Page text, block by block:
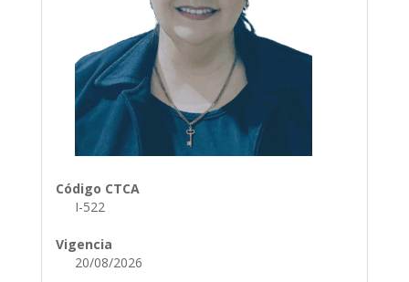
Código CTCA
I-522
Vigencia
20/08/2026